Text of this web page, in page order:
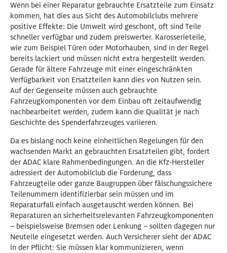
Wenn bei einer Reparatur gebrauchte Ersatzteile zum Einsatz
kommen, hat dies aus Sicht des Automobilclubs mehrere
positive Effekte: Die Umwelt wird geschont, oft sind Teile
schneller verfügbar und zudem preiswerter. Karosserieteile,
wie zum Beispiel Türen oder Motorhauben, sind in der Regel
bereits lackiert und müssen nicht extra hergestellt werden.
Gerade für ältere Fahrzeuge mit einer eingeschränkten
Verfügbarkeit von Ersatzteilen kann dies von Nutzen sein.
Auf der Gegenseite müssen auch gebrauchte
Fahrzeugkomponenten vor dem Einbau oft zeitaufwendig
nachbearbeitet werden, zudem kann die Qualität je nach
Geschichte des Spenderfahrzeuges variieren.
Da es bislang noch keine einheitlichen Regelungen für den
wachsenden Markt an gebrauchten Ersatzteilen gibt, fordert
der ADAC klare Rahmenbedingungen. An die Kfz-Hersteller
adressiert der Automobilclub die Forderung, dass
Fahrzeugteile oder ganze Baugruppen über fälschungssichere
Teilenummern identifizierbar sein müssen und im
Reparaturfall einfach ausgetauscht werden können. Bei
Reparaturen an sicherheitsrelevanten Fahrzeugkomponenten
– beispielsweise Bremsen oder Lenkung – sollten dagegen nur
Neuteile eingesetzt werden. Auch Versicherer sieht der ADAC
in der Pflicht: Sie müssen klar kommunizieren, wenn